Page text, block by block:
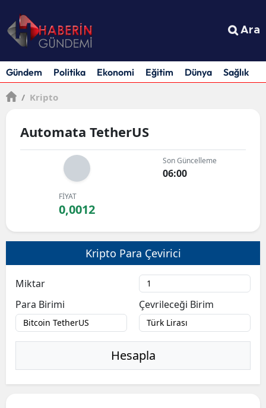
Ara
Gündem Politika Ekonomi Eğitim Dünya Sağlık
/ Kripto
Automata TetherUS
Son Güncelleme
06:00
FİYAT
0,0012
Kripto Para Çevirici
Miktar
Para Birimi
Çevrileceği Birim
Hesapla